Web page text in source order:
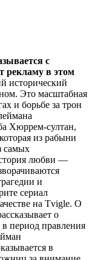
с
рекламу в этом
исторический
Это масштабная
и борьбе за трон
Хюррем-султан,
из рабыни
самых
любви —
и
сериал
на Tvigle. О
о
период правления
в